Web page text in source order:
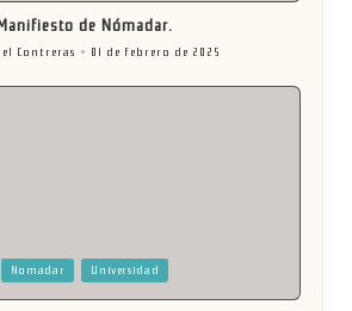
de Nómadar.
Contreras 01 de febrero de 2025
Nomadar Universidad